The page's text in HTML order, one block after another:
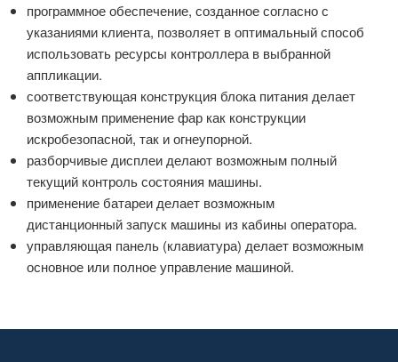
программное обеспечение, созданное согласно с
указаниями клиента, позволяет в оптимальный способ
использовать ресурсы контроллера в выбранной
аппликации.
соответствующая конструкция блока питания делает
возможным применение фар как конструкции
искробезопасной, так и огнеупорной.
разборчивые дисплеи делают возможным полный
текущий контроль состояния машины.
применение батареи делает возможным
дистанционный запуск машины из кабины оператора.
управляющая панель (клавиатура) делает возможным
основное или полное управление машиной.